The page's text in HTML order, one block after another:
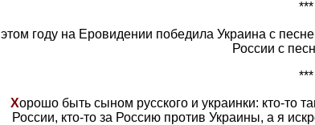
***
этом году на Еровидении победила Украина с
России с
***
Хорошо быть сыном русского и украинки: кто-то
России, кто-то за Россию против Украины, а я